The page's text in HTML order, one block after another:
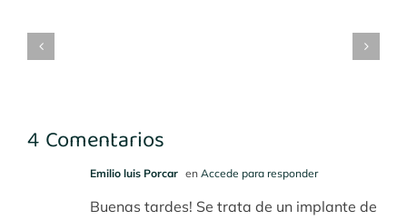
Implantes
4 Comentarios
Emilio luis Porcar en Accede para responder
Buenas tardes! Se trata de un implante de